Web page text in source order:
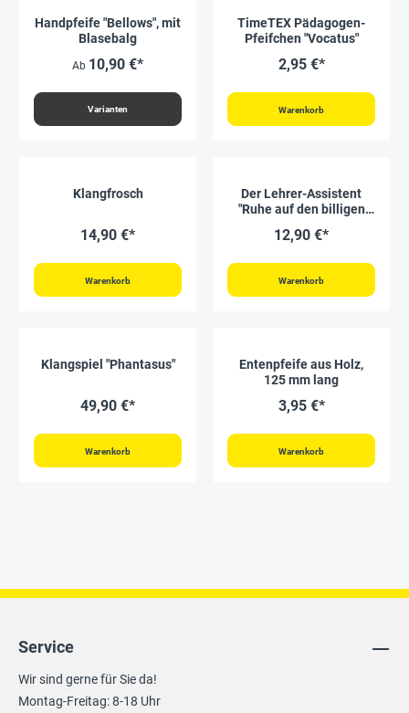
Handpfeife "Bellows", mit
Blasebalg
Ab 10,90 €*
Varianten
TimeTEX Pädagogen-
Pfeifchen "Vocatus"
2,95 €*
Warenkorb
Klangfrosch
14,90 €*
Warenkorb
Der Lehrer-Assistent
"Ruhe auf den billigen
12,90 €*
Warenkorb
Klangspiel "Phantasus"
49,90 €*
Warenkorb
Entenpfeife aus Holz,
125 mm lang
3,95 €*
Warenkorb
Service
Wir sind gerne für Sie da!
Montag-Freitag: 8-18 Uhr